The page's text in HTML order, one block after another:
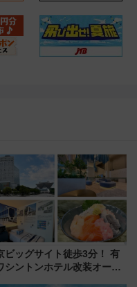
ビッグサイト徒歩3分！ 有
シントンホテル改装オープ